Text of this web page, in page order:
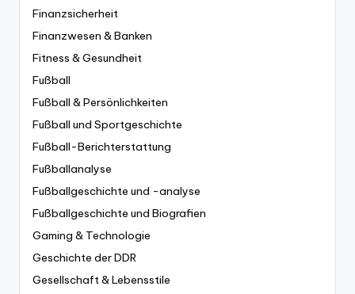
Finanzsicherheit
Finanzwesen & Banken
Fitness & Gesundheit
Fußball
Fußball & Persönlichkeiten
Fußball und Sportgeschichte
Fußball-Berichterstattung
Fußballanalyse
Fußballgeschichte und -analyse
Fußballgeschichte und Biografien
Gaming & Technologie
Geschichte der DDR
Gesellschaft & Lebensstile